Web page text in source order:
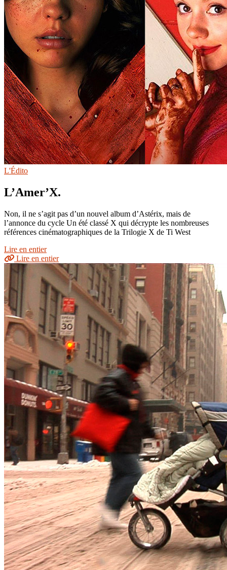
L'Édito
L’Amer’X.
Non, il ne s’agit pas d’un nouvel album d’Astérix, mais de
l’annonce du cycle Un été classé X qui décrypte les nombreuses
références cinématographiques de la Trilogie X de Ti West
Lire en entier
Lire en entier